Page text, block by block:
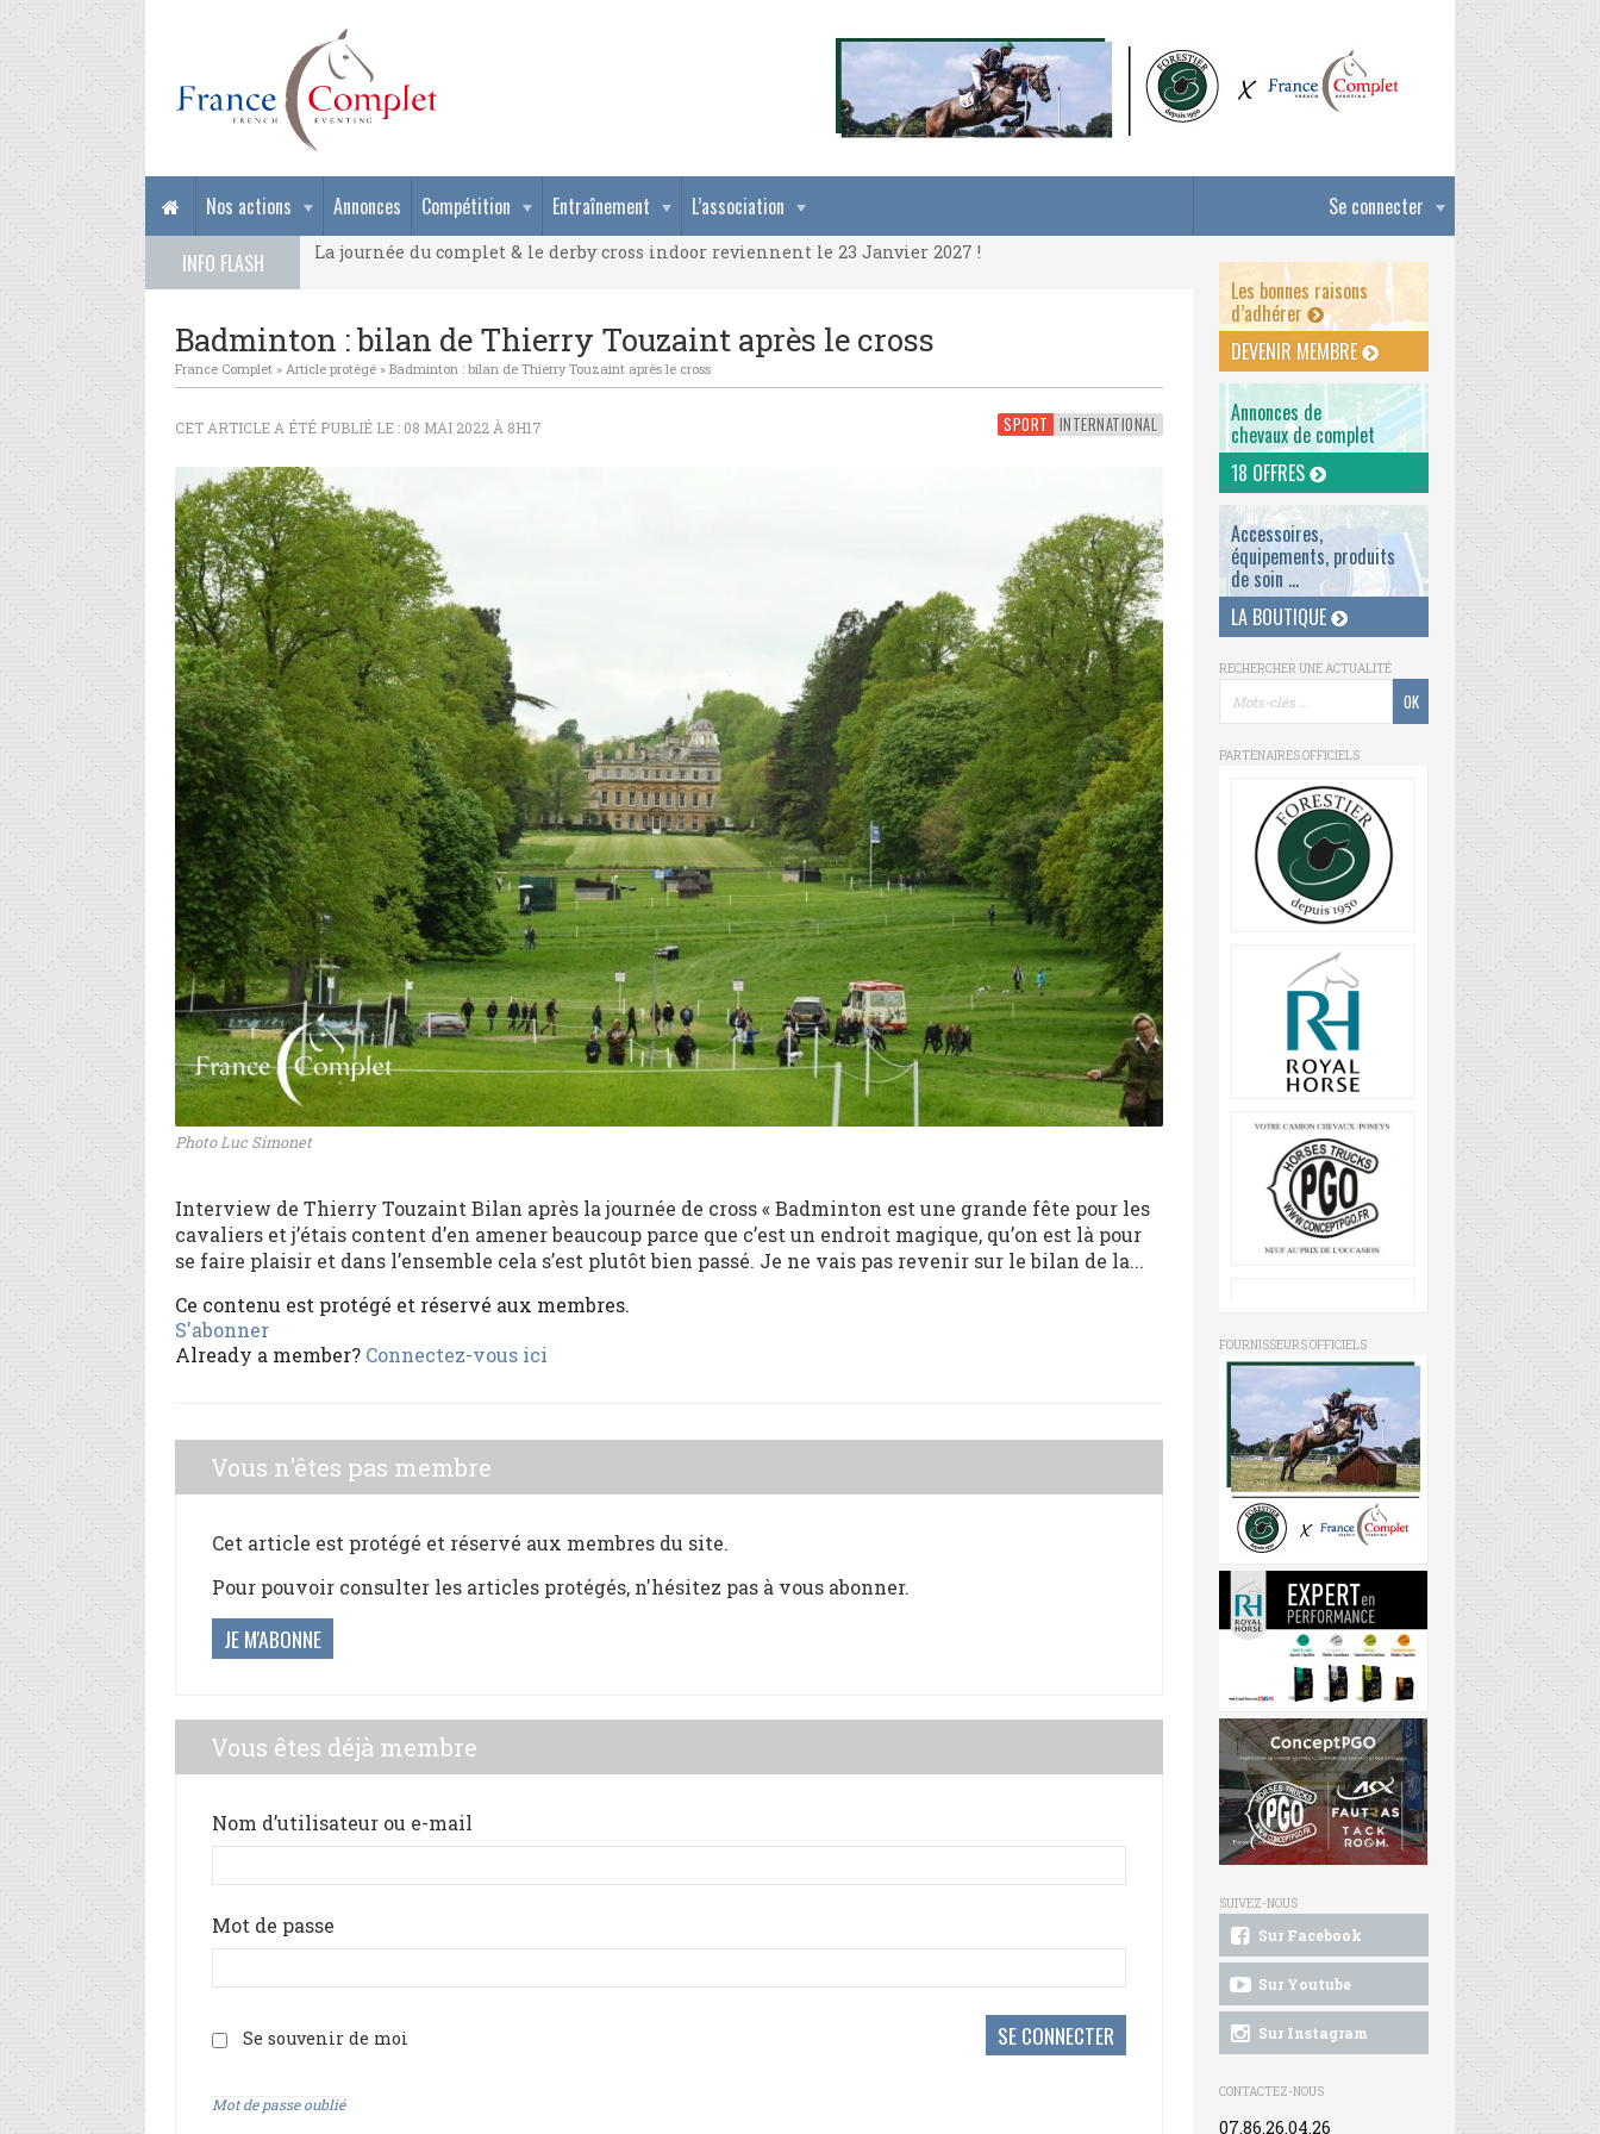
Se connecter
Nos actions Annonces Compétition Entraînement
L’association
INFO FLASH
La journée du complet & le derby cross indoor reviennent le 23 Janvier 2027 !
La journée du complet & le derby cross indoor reviennent le 23 Janvier 2027 !
Badminton : bilan de Thierry Touzaint après le cross
France Complet » Article protégé » Badminton : bilan de Thierry Touzaint après le cross
SPORT INTERNATIONAL
CET ARTICLE A ÉTÉ PUBLIÉ LE : 08 MAI 2022 À 8H17
Photo Luc Simonet
Interview de Thierry Touzaint Bilan après la journée de cross « Badminton est une grande fête pour les
cavaliers et j’étais content d’en amener beaucoup parce que c’est un endroit magique, qu’on est là pour
se faire plaisir et dans l’ensemble cela s’est plutôt bien passé. Je ne vais pas revenir sur le bilan de la...
Ce contenu est protégé et réservé aux membres.
S'abonner
Already a member? Connectez-vous ici
Vous n'êtes pas membre
Cet article est protégé et réservé aux membres du site.
Pour pouvoir consulter les articles protégés, n'hésitez pas à vous abonner.
JE M'ABONNE
Vous êtes déjà membre
Nom d’utilisateur ou e-mail
Mot de passe
Se souvenir de moi
Mot de passe oublié
Les bonnes raisons
d’adhérer
DEVENIR MEMBRE
Annonces de
chevaux de complet
18 OFFRES
Accessoires,
équipements, produits
de soin ...
LA BOUTIQUE
RECHERCHER UNE ACTUALITÉ
PARTENAIRES OFFICIELS
FOURNISSEURS OFFICIELS
SUIVEZ-NOUS
Sur Facebook
Sur Youtube
Sur Instagram
CONTACTEZ-NOUS
07.86.26.04.26